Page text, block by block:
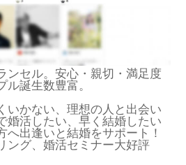
ンセル。安心・親切・満足度
ル誕生数豊富。
いかない、理想の人と出会い
婚活したい、早く結婚したい
へ出逢いと結婚をサポート！
ング、婚活セミナー大好評